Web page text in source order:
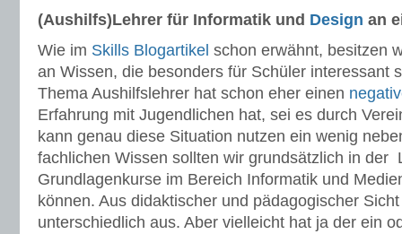
(Aushilfs)Lehrer für Informatik und Design an
Wie im Skills Blogartikel schon erwähnt, besitzen
an Wissen, die besonders für Schüler interessant
Thema Aushilfslehrer hat schon eher einen
Erfahrung mit Jugendlichen hat, sei es durch
kann genau diese Situation nutzen ein wenig
fachlichen Wissen sollten wir grundsätzlich in der
Grundlagenkurse im Bereich Informatik und
können. Aus didaktischer und pädagogischer
unterschiedlich aus. Aber vielleicht hat ja der ein